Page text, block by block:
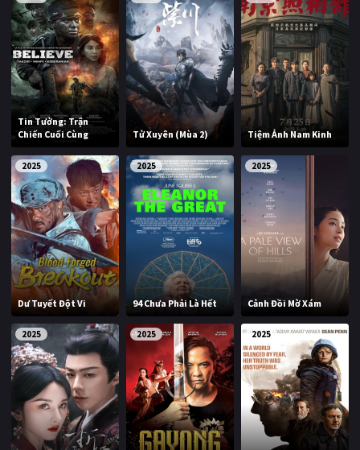
Tin Tưởng: Trận
Chiến Cuối Cùng
Tử Xuyên (Mùa 2) Tiệm Ảnh Nam Kinh
2025
Dư Tuyết Đột Vi
2025
94 Chưa Phải Là Hết
2025
Cảnh Đồi Mờ Xám
2025 2025 2025